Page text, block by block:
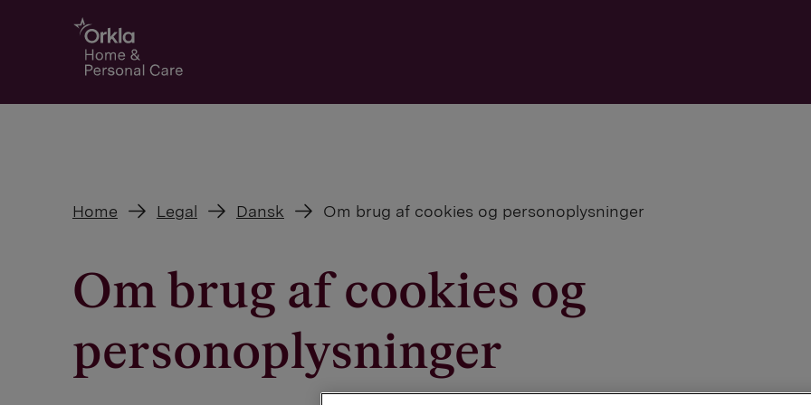
Go to frontpage
Home Legal Dansk Om brug af cookies og personoplysninger
Om brug af cookies og
personoplysninger